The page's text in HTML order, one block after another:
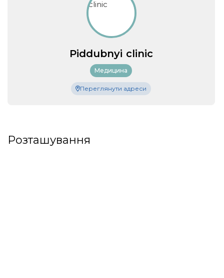
Piddubnyi clinic
Медицина
Переглянути адреси
Розташування